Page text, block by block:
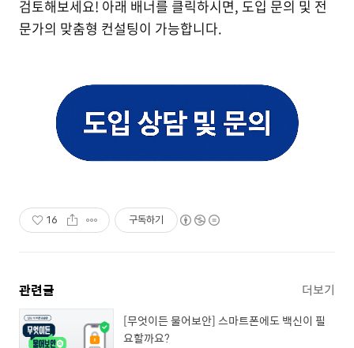
검토해보세요! 아래 배너를 클릭하시면, 도입 문의 및 전
문가의 맞춤형 컨설팅이 가능합니다.
16 구독하기
관련글 더보기
[무엇이든 물어보안] 스마트폰에도 백신이 필
요할까요?